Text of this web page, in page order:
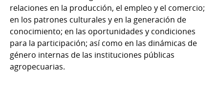
relaciones en la producción, el empleo y el comercio;
en los patrones culturales y en la generación de
conocimiento; en las oportunidades y condiciones
para la participación; así como en las dinámicas de
género internas de las instituciones públicas
agropecuarias.